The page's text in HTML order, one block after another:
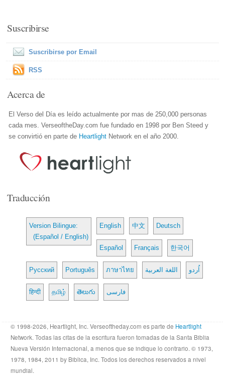
Suscribirse
Suscribirse por Email
RSS
Acerca de
El Verso del Día es leído actualmente por mas de 250,000 personas
cada mes. VerseoftheDay.com fue fundado en 1998 por Ben Steed y
se convirtió en parte de Heartlight Network en el año 2000.
Traducción
Version Bilingue:
(Español / English)
English 中文 Deutsch
Español Français 한국어
Русский Português ภาษาไทย اللغة العربية اُردو
हिन्दी தமிழ் తెలుగు فارسی
© 1998-2026, Heartlight, Inc. Verseoftheday.com es parte de Heartlight
Network. Todas las citas de la escritura fueron tomadas de la Santa Biblia
Nueva Versión Internacional, a menos que se indique lo contrario. © 1973,
1978, 1984, 2011 by Biblica, Inc. Todos los derechos reservados a nivel
mundial.